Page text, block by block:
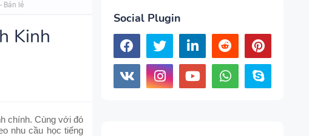
Bán lẻ
Kinh
chính. Cùng với đó
nhu cầu học tiếng
Social Plugin